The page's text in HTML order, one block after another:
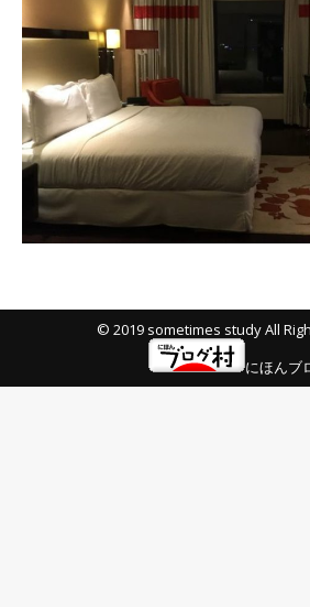
© 2019 sometimes study All
にほんブ